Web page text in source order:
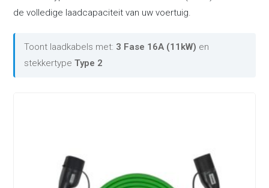
de volledige laadcapaciteit van uw voertuig.
Toont laadkabels met: 3 Fase 16A (11kW) en
stekkertypeType 2